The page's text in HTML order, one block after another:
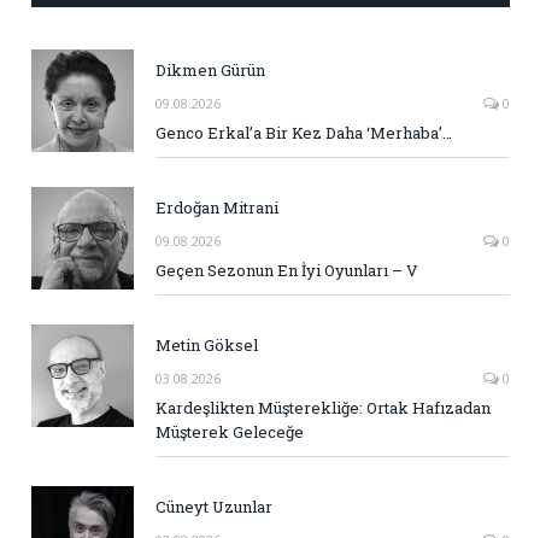
Dikmen Gürün
09.08.2026 0
Genco Erkal’a Bir Kez Daha ‘Merhaba’…
Erdoğan Mitrani
09.08.2026 0
Geçen Sezonun En İyi Oyunları – V
Metin Göksel
03.08.2026 0
Kardeşlikten Müşterekliğe: Ortak Hafızadan
Müşterek Geleceğe
Cüneyt Uzunlar